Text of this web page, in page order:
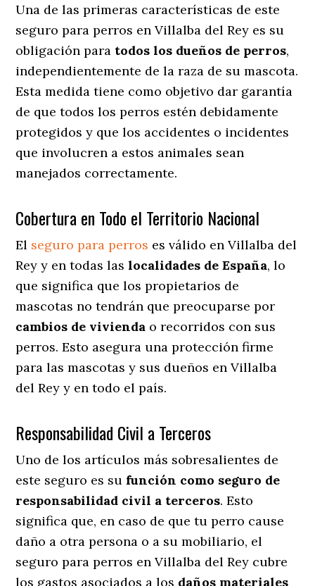
Una de las primeras características de este
seguro para perros en Villalba del Rey es su
obligación para todos los dueños de perros,
independientemente de la raza de su mascota.
Esta medida tiene como objetivo dar garantía
de que todos los perros estén debidamente
protegidos y que los accidentes o incidentes
que involucren a estos animales sean
manejados correctamente.
Cobertura en Todo el Territorio Nacional
El seguro para perros es válido en Villalba del
Rey y en todas laslocalidades de España, lo
que significa que los propietarios de
mascotas no tendrán que preocuparse por
cambios de vivienda o recorridos con sus
perros. Esto asegura una protección firme
para las mascotas y sus dueños en Villalba
del Rey y en todo el país.
Responsabilidad Civil a Terceros
Uno de los artículos más sobresalientes de
este seguro es su función como seguro de
responsabilidad civil a terceros. Esto
significa que, en caso de que tu perro cause
daño a otra persona o a su mobiliario, el
seguro para perros en Villalba del Rey cubre
los gastos asociados a los daños materiales